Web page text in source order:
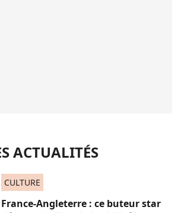
ACTUALITÉS
CULTURE
France-Angleterre : ce buteur star